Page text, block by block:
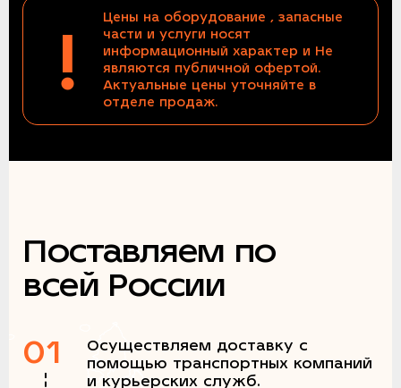
!
Цены на оборудование , запасные
части и услуги носят
информационный характер и Не
являются публичной офертой.
Актуальные цены уточняйте в
отделе продаж.
Поставляем по
всей России
01
Осуществляем доставку с
помощью транспортных компаний
и курьерских служб.